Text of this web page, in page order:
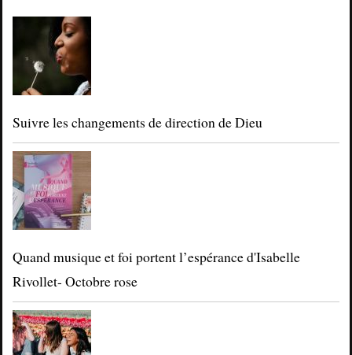
Suivre les changements de direction de Dieu
Quand musique et foi portent l’espérance d'Isabelle
Rivollet- Octobre rose